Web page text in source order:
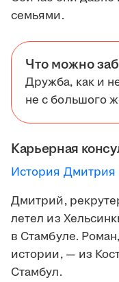
семьями.
Что можно
Дружба, как и
не с большого
Карьерная
История Дмитрия
Дмитрий,
летел из
в Стамбуле.
истории, — из
Стамбул.